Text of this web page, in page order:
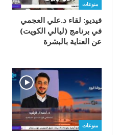
منوعات
فيديو: لقاء د.علي العجمي
في برنامج (ليالي الكويت)
عن العناية بالبشرة
منوعات